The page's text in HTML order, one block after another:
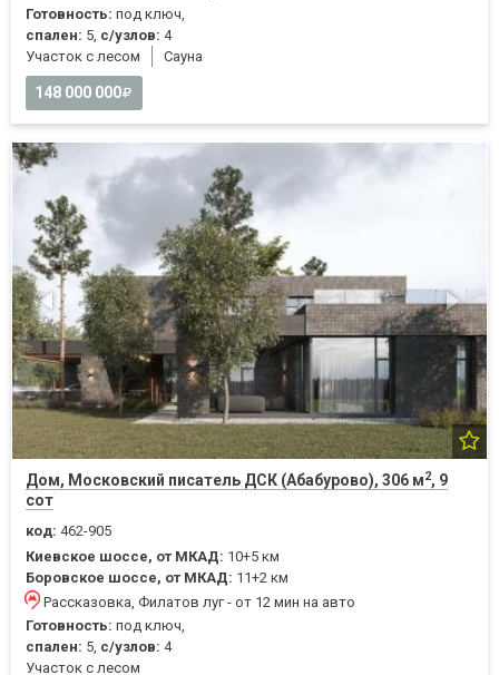
Готовность: под ключ,
спален: 5, с/узлов: 4
Участок с лесом
Cауна
148 000 000
Дом, Московский писатель ДСК (Абабурово), 306 м2, 9
сот
код: 462-905
Киевское шоссе, от МКАД: 10+5 км
Боровское шоссе, от МКАД: 11+2 км
Рассказовка, Филатов луг - от 12 мин на авто
Готовность: под ключ,
спален: 5, с/узлов: 4
Участок с лесом